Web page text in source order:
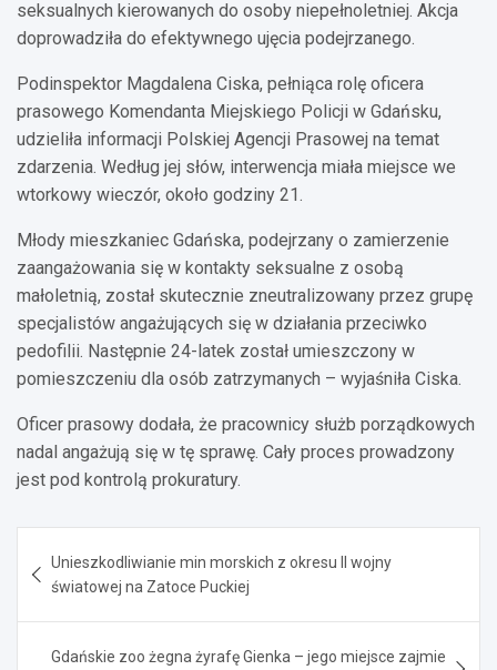
seksualnych kierowanych do osoby niepełnoletniej. Akcja
doprowadziła do efektywnego ujęcia podejrzanego.
Podinspektor Magdalena Ciska, pełniąca rolę oficera
prasowego Komendanta Miejskiego Policji w Gdańsku,
udzieliła informacji Polskiej Agencji Prasowej na temat
zdarzenia. Według jej słów, interwencja miała miejsce we
wtorkowy wieczór, około godziny 21.
Młody mieszkaniec Gdańska, podejrzany o zamierzenie
zaangażowania się w kontakty seksualne z osobą
małoletnią, został skutecznie zneutralizowany przez grupę
specjalistów angażujących się w działania przeciwko
pedofilii. Następnie 24-latek został umieszczony w
pomieszczeniu dla osób zatrzymanych – wyjaśniła Ciska.
Oficer prasowy dodała, że pracownicy służb porządkowych
nadal angażują się w tę sprawę. Cały proces prowadzony
jest pod kontrolą prokuratury.
wpisu
Unieszkodliwianie min morskich z okresu II wojny
światowej na Zatoce Puckiej
Gdańskie zoo żegna żyrafę Gienka – jego miejsce zajmie